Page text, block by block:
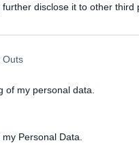
disclose it to other third
Outs
of my personal data.
Personal Data.